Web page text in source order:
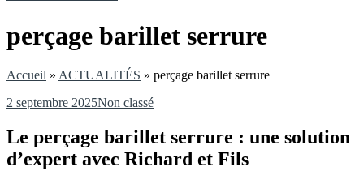
perçage barillet serrure
Accueil » ACTUALITÉS » perçage barillet serrure
2 septembre 2025Non classé
Le perçage barillet serrure : une solution
d’expert avec Richard et Fils